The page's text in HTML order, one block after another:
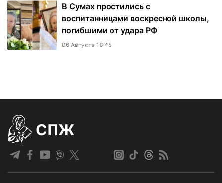
В Сумах простились с
воспитанницами воскресной школы,
погибшими от удара РФ
06 Августа 18:45
СПЖ